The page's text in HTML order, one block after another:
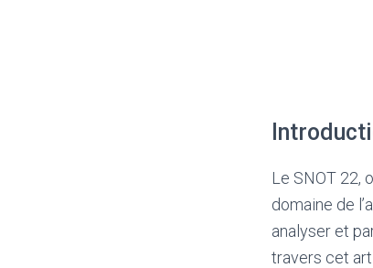
Le SNOT 22,
domaine de
analyser et
travers cet